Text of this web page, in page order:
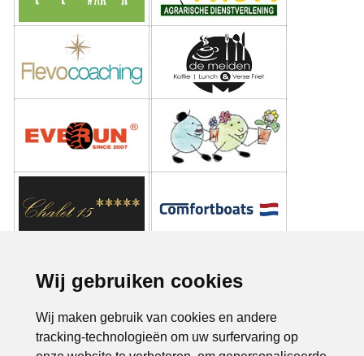
Wij gebruiken cookies
Wij maken gebruik van cookies en andere
tracking-technologieën om uw surfervaring op